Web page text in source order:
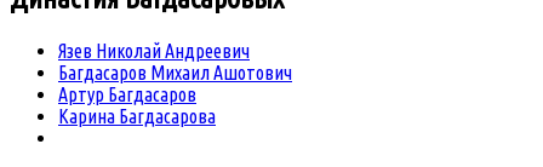
Язев Николай Андреевич
Багдасаров Михаил Ашотович
Артур Багдасаров
Карина Багдасарова